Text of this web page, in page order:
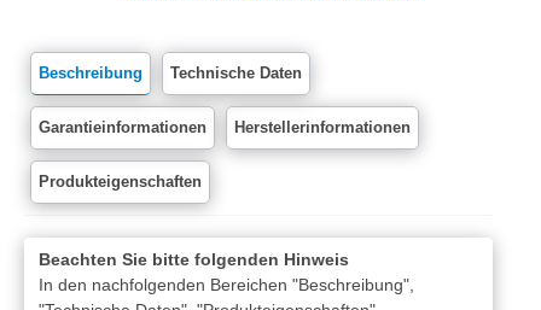
Beschreibung Technische Daten
Garantieinformationen Herstellerinformationen
Produkteigenschaften
Beachten Sie bitte folgenden Hinweis
In den nachfolgenden Bereichen "Beschreibung",